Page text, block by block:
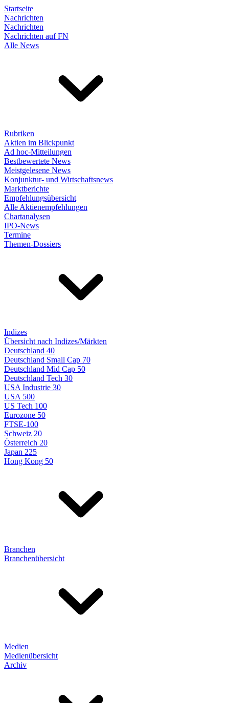
Startseite
Nachrichten
Nachrichten
Nachrichten auf FN
Alle News
Rubriken
Aktien im Blickpunkt
Ad hoc-Mitteilungen
Bestbewertete News
Meistgelesene News
Konjunktur- und Wirtschaftsnews
Marktberichte
Empfehlungsübersicht
Alle Aktienempfehlungen
Chartanalysen
IPO-News
Termine
Themen-Dossiers
Indizes
Übersicht nach Indizes/Märkten
Deutschland 40
Deutschland Small Cap 70
Deutschland Mid Cap 50
Deutschland Tech 30
USA Industrie 30
USA 500
US Tech 100
Eurozone 50
FTSE-100
Schweiz 20
Österreich 20
Japan 225
Hong Kong 50
Branchen
Branchenübersicht
Medien
Medienübersicht
Archiv